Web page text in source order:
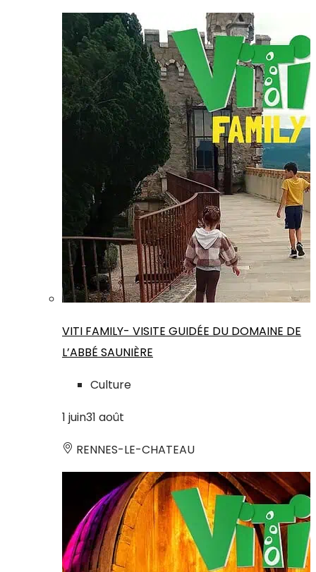
VITI FAMILY- VISITE GUIDÉE DU DOMAINE DE
L’ABBÉ SAUNIÈRE
Culture
1 juin31 août
RENNES-LE-CHATEAU